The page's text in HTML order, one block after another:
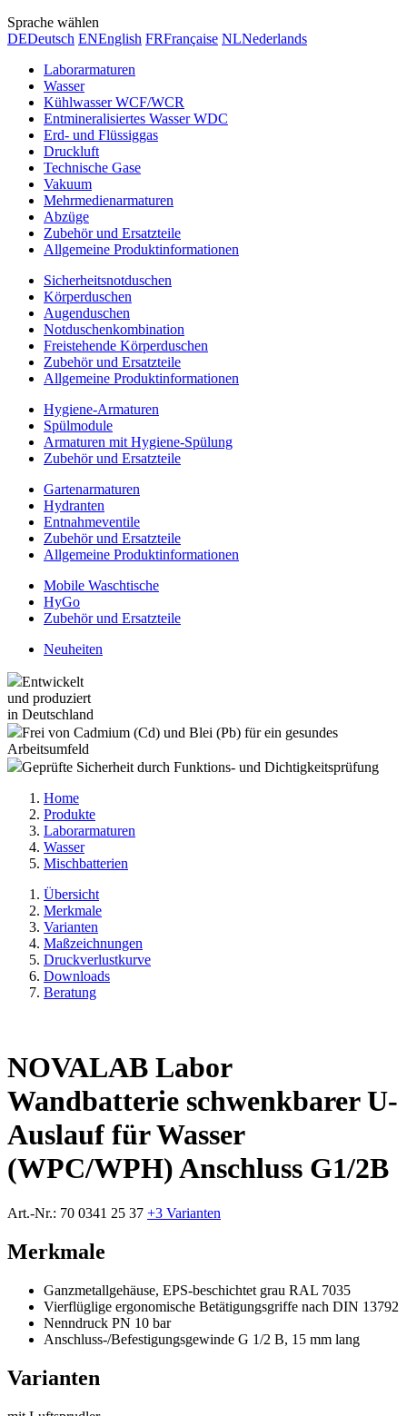
Sprache wählen
DEDeutsch ENEnglish FRFrançaise NLNederlands
Laborarmaturen
Wasser
Kühlwasser WCF/WCR
Entmineralisiertes Wasser WDC
Erd- und Flüssiggas
Druckluft
Technische Gase
Vakuum
Mehrmedienarmaturen
Abzüge
Zubehör und Ersatzteile
Allgemeine Produktinformationen
Sicherheitsnotduschen
Körperduschen
Augenduschen
Notduschenkombination
Freistehende Körperduschen
Zubehör und Ersatzteile
Allgemeine Produktinformationen
Hygiene-Armaturen
Spülmodule
Armaturen mit Hygiene-Spülung
Zubehör und Ersatzteile
Gartenarmaturen
Hydranten
Entnahmeventile
Zubehör und Ersatzteile
Allgemeine Produktinformationen
Mobile Waschtische
HyGo
Zubehör und Ersatzteile
Neuheiten
Entwickelt
und produziert
in Deutschland
Frei von Cadmium (Cd) und Blei (Pb) für ein gesundes
Arbeitsumfeld
Geprüfte Sicherheit durch Funktions- und Dichtigkeitsprüfung
Home
Produkte
Laborarmaturen
Wasser
Mischbatterien
Übersicht
Merkmale
Varianten
Maßzeichnungen
Druckverlustkurve
Downloads
Beratung
NOVALAB Labor
Wandbatterie schwenkbarer U-
Auslauf für Wasser
(WPC/WPH) Anschluss G1/2B
Art.-Nr.: 70 0341 25 37 +3 Varianten
Merkmale
Ganzmetallgehäuse, EPS-beschichtet grau RAL 7035
Vierflüglige ergonomische Betätigungsgriffe nach DIN 13792
Nenndruck PN 10 bar
Anschluss-/Befestigungsgewinde G 1/2 B, 15 mm lang
Varianten